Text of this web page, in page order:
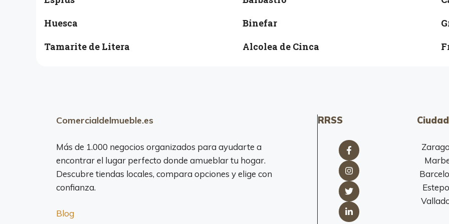
Huesca
Binefar
Tamarite de Litera
Alcolea de Cinca
Comercialdelmueble.es
Más de 1.000 negocios organizados para ayudarte a
encontrar el lugar perfecto donde amueblar tu hogar.
Descubre tiendas locales, compara opciones y elige con
confianza.
Blog
RRSS